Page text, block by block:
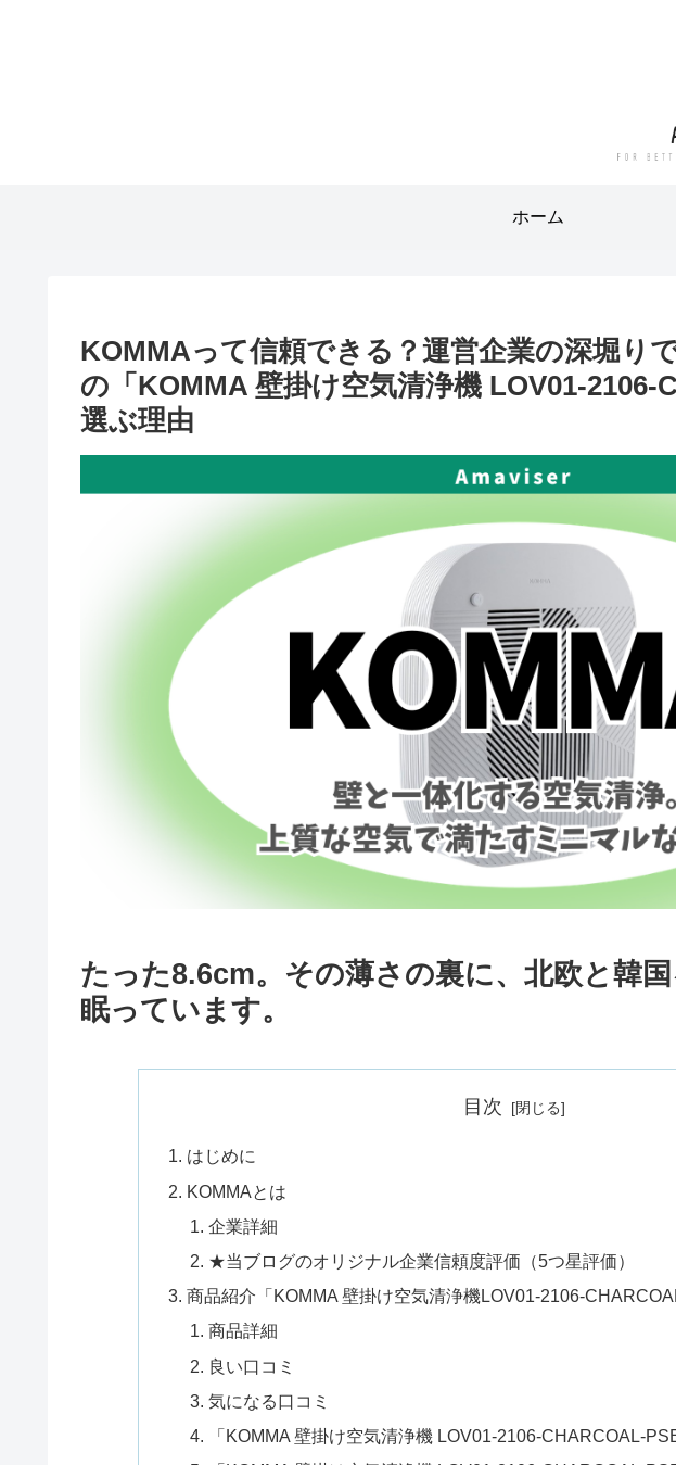
ホーム
KOMMAって信頼できる？運営企業の深堀り
の「KOMMA 壁掛け空気清浄機 LOV01-2106-
選ぶ理由
たった8.6cm。その薄さの裏に、北欧と韓
眠っています。
目次
はじめに
KOMMAとは
企業詳細
★当ブログのオリジナル企業信頼度評価（5つ星評価）
商品紹介「KOMMA 壁掛け空気清浄機LOV01-2106-
商品詳細
良い口コミ
気になる口コミ
「KOMMA 壁掛け空気清浄機 LOV01-2106-CHARCOAL-